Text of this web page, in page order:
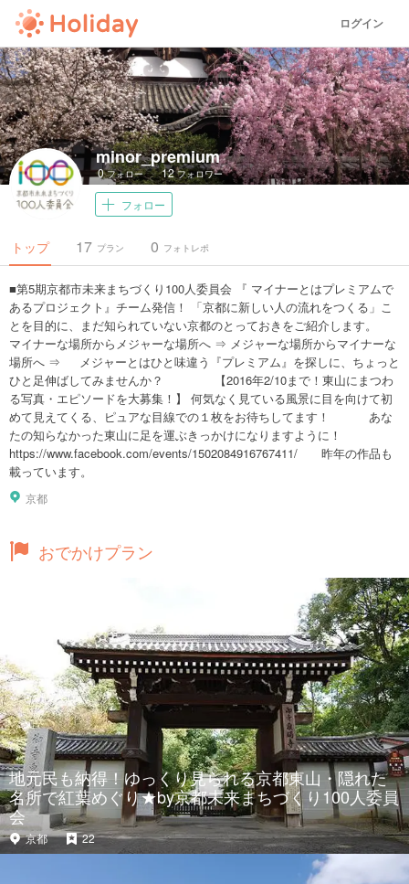
ログイン
minor_premium
0フォロー 12フォロワー
フォロー
トップ プラン
17 フォトレポ
0
■第5期京都市未来まちづくり100人委員会 『 マイナーとはプレミアムで
あるプロジェクト』チーム発信！ 「京都に新しい人の流れをつくる」こ
とを目的に、まだ知られていない京都のとっておきをご紹介します。
マイナーな場所からメジャーな場所へ ⇒ メジャーな場所からマイナーな
場所へ ⇒ メジャーとはひと味違う『プレミアム』を探しに、ちょっと
ひと足伸ばしてみませんか？ 【2016年2/10まで！東山にまつわ
る写真・エピソードを大募集！】 何気なく見ている風景に目を向けて初
めて見えてくる、ピュアな目線での１枚をお待ちしてます！ あな
たの知らなかった東山に足を運ぶきっかけになりますように！
https://www.facebook.com/events/1502084916767411/ 昨年の作品も
載っています。
京都
おでかけプラン
地元民も納得！ゆっくり見られる京都東山・隠れた
名所で紅葉めぐり★by京都未来まちづくり100人委員
会
京都 22